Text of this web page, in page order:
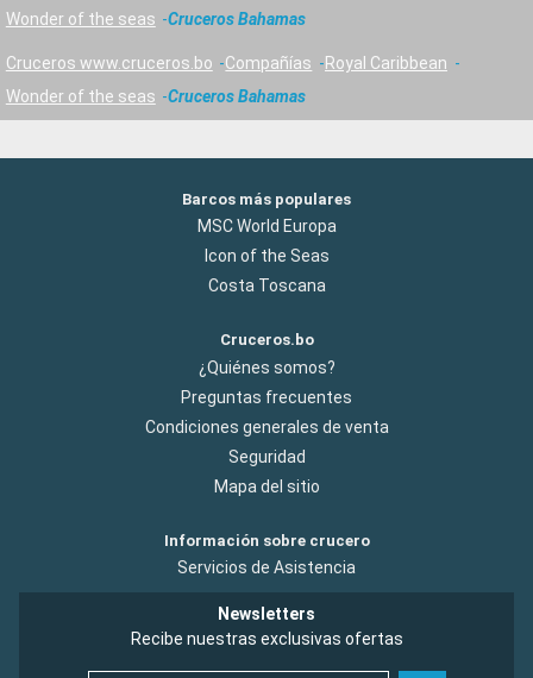
Wonder of the seas
Cruceros Bahamas
Cruceros www.cruceros.bo Compañías
Royal Caribbean
Wonder of the seas
Cruceros Bahamas
Barcos más populares
MSC World Europa
Icon of the Seas
Costa Toscana
Cruceros.bo
¿Quiénes somos?
Preguntas frecuentes
Condiciones generales de venta
Seguridad
Mapa del sitio
Información sobre crucero
Servicios de Asistencia
Newsletters
Recibe nuestras exclusivas ofertas